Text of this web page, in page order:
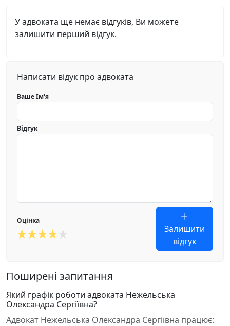
У адвоката ще немає відгуків, Ви можете
залишити перший відгук.
Написати відук про адвоката
Ваше Ім'я
Відгук
Оцінка
Залишити
відгук
Поширені запитання
Який графік роботи адвоката Нежельська
Олександра Сергіївна?
Адвокат Нежельська Олександра Сергіївна працює: